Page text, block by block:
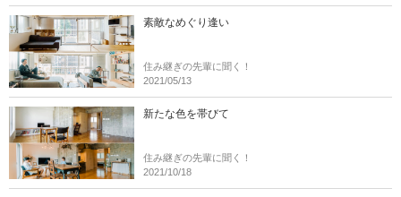
素敵なめぐり逢い
住み継ぎの先輩に聞く！
2021/05/13
新たな色を帯びて
住み継ぎの先輩に聞く！
2021/10/18